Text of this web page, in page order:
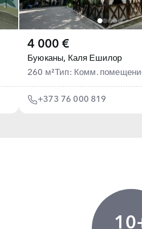
4 000 €
Буюканы, Каля Ешилор
260 м²Тип: Комм.
+373 76 000 819